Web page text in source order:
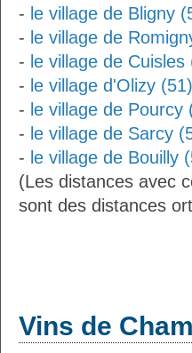
- le village de Bligny
- le village de
- le village de Cuisles
- le village d'Olizy (51)
- le village de Pourcy
- le village de Sarcy
- le village de Bouilly
(Les distances avec
sont des distances
Vins de